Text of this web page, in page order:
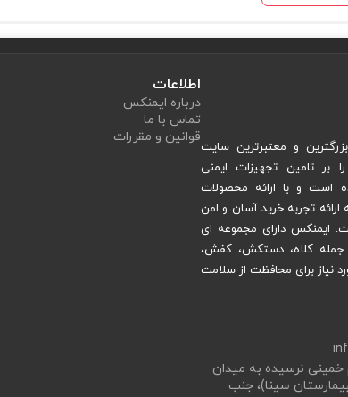
و معتبرترین سایت
بر تامین تجهیزات ایمنی
است و با ارائه محصولات
تجربه خرید آسان و امن
ایمنکس دارای مجموعه ای
جمله کلاه، دستکش، کفش،
نیاز برای محافظت از سلامت
خمینی نرسیده به میدان
سینا)، جنب
اطلاعات
درباره ایمنکس
تماس با ما
قوانین و مقررات